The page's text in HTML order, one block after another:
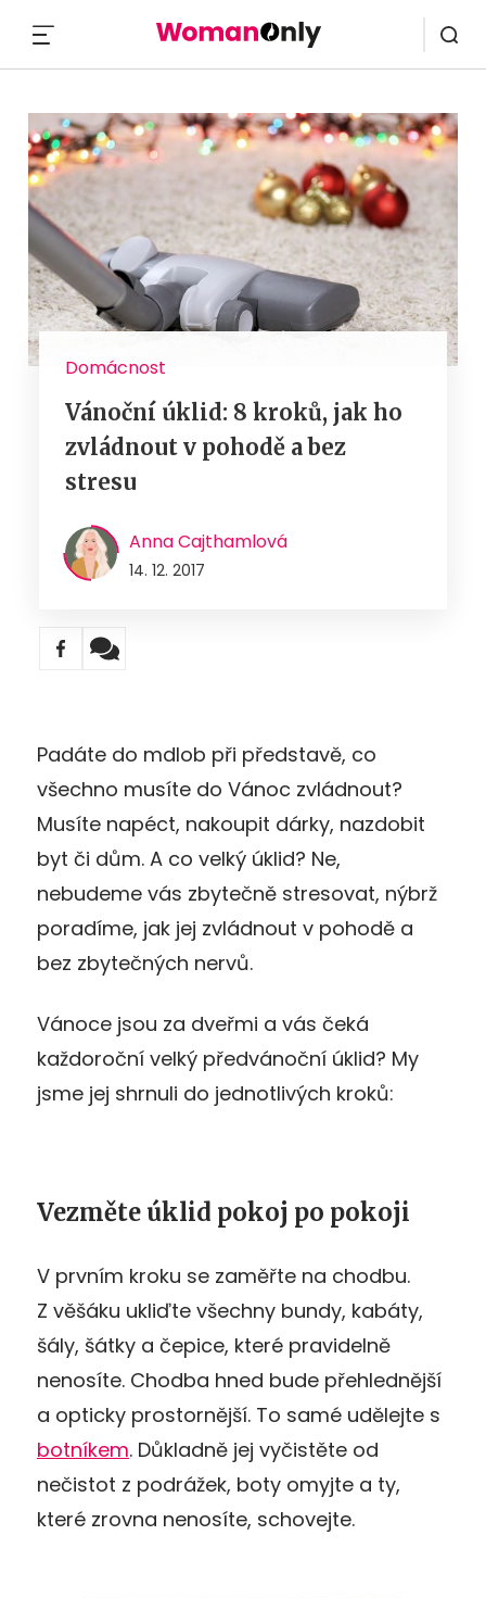
Domácnost
Vánoční úklid: 8 kroků, jak ho
zvládnout v pohodě a bez
stresu
Anna Cajthamlová
14. 12. 2017
Padáte do mdlob při představě, co
všechno musíte do Vánoc zvládnout?
Musíte napéct, nakoupit dárky, nazdobit
byt či dům. A co velký úklid? Ne,
nebudeme vás zbytečně stresovat, nýbrž
poradíme, jak jej zvládnout v pohodě a
bez zbytečných nervů.
Vánoce jsou za dveřmi a vás čeká
každoroční velký předvánoční úklid? My
jsme jej shrnuli do jednotlivých kroků:
Vezměte úklid pokoj po pokoji
V prvním kroku se zaměřte na chodbu.
Z věšáku ukliďte všechny bundy, kabáty,
šály, šátky a čepice, které pravidelně
nenosíte. Chodba hned bude přehlednější
a opticky prostornější. To samé udělejte s
botníkem. Důkladně jej vyčistěte od
nečistot z podrážek, boty omyjte a ty,
které zrovna nenosíte, schovejte.